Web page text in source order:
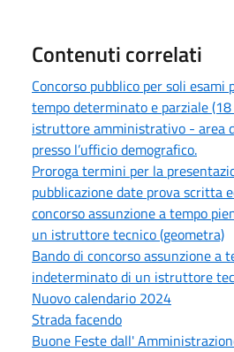
Contenuti correlati
Concorso pubblico per soli esami
tempo determinato e parziale
istruttore amministrativo - area
presso l’ufficio demografico.
Proroga termini per la
pubblicazione date prova scritta
concorso assunzione a tempo
un istruttore tecnico (geometra)
Bando di concorso assunzione a
indeterminato di un istruttore
Nuovo calendario 2024
Strada facendo
Buone Feste dall'